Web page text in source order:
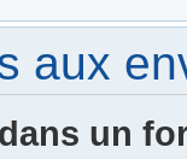
aux
un